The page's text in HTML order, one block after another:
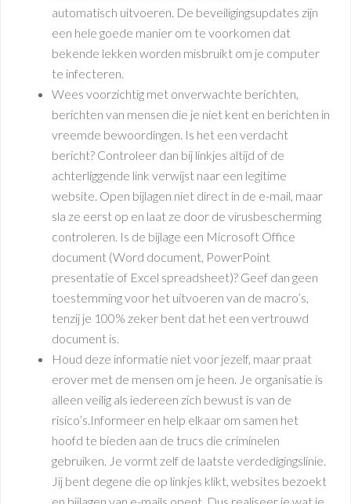
automatisch uitvoeren. De beveiligingsupdates zijn
een hele goede manier om te voorkomen dat
bekende lekken worden misbruikt om je computer
te infecteren.
Wees voorzichtig met onverwachte berichten,
berichten van mensen die je niet kent en berichten in
vreemde bewoordingen. Is het een verdacht
bericht? Controleer dan bij linkjes altijd of de
achterliggende link verwijst naar een legitime
website. Open bijlagen niet direct in de e-mail, maar
sla ze eerst op en laat ze door de virusbescherming
controleren. Is de bijlage een Microsoft Office
document (Word document, PowerPoint
presentatie of Excel spreadsheet)? Geef dan geen
toestemming voor het uitvoeren van de macro’s,
tenzij je 100% zeker bent dat het een vertrouwd
document is.
Houd deze informatie niet voor jezelf, maar praat
erover met de mensen om je heen. Je organisatie is
alleen veilig als iedereen zich bewust is van de
risico’s.Informeer en help elkaar om samen het
hoofd te bieden aan de trucs die criminelen
gebruiken. Je vormt zelf de laatste verdedigingslinie.
Jij bent degene die op linkjes klikt, websites bezoekt